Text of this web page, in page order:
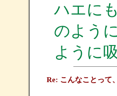
ハエに
のよう
ように
Re: こんなことって